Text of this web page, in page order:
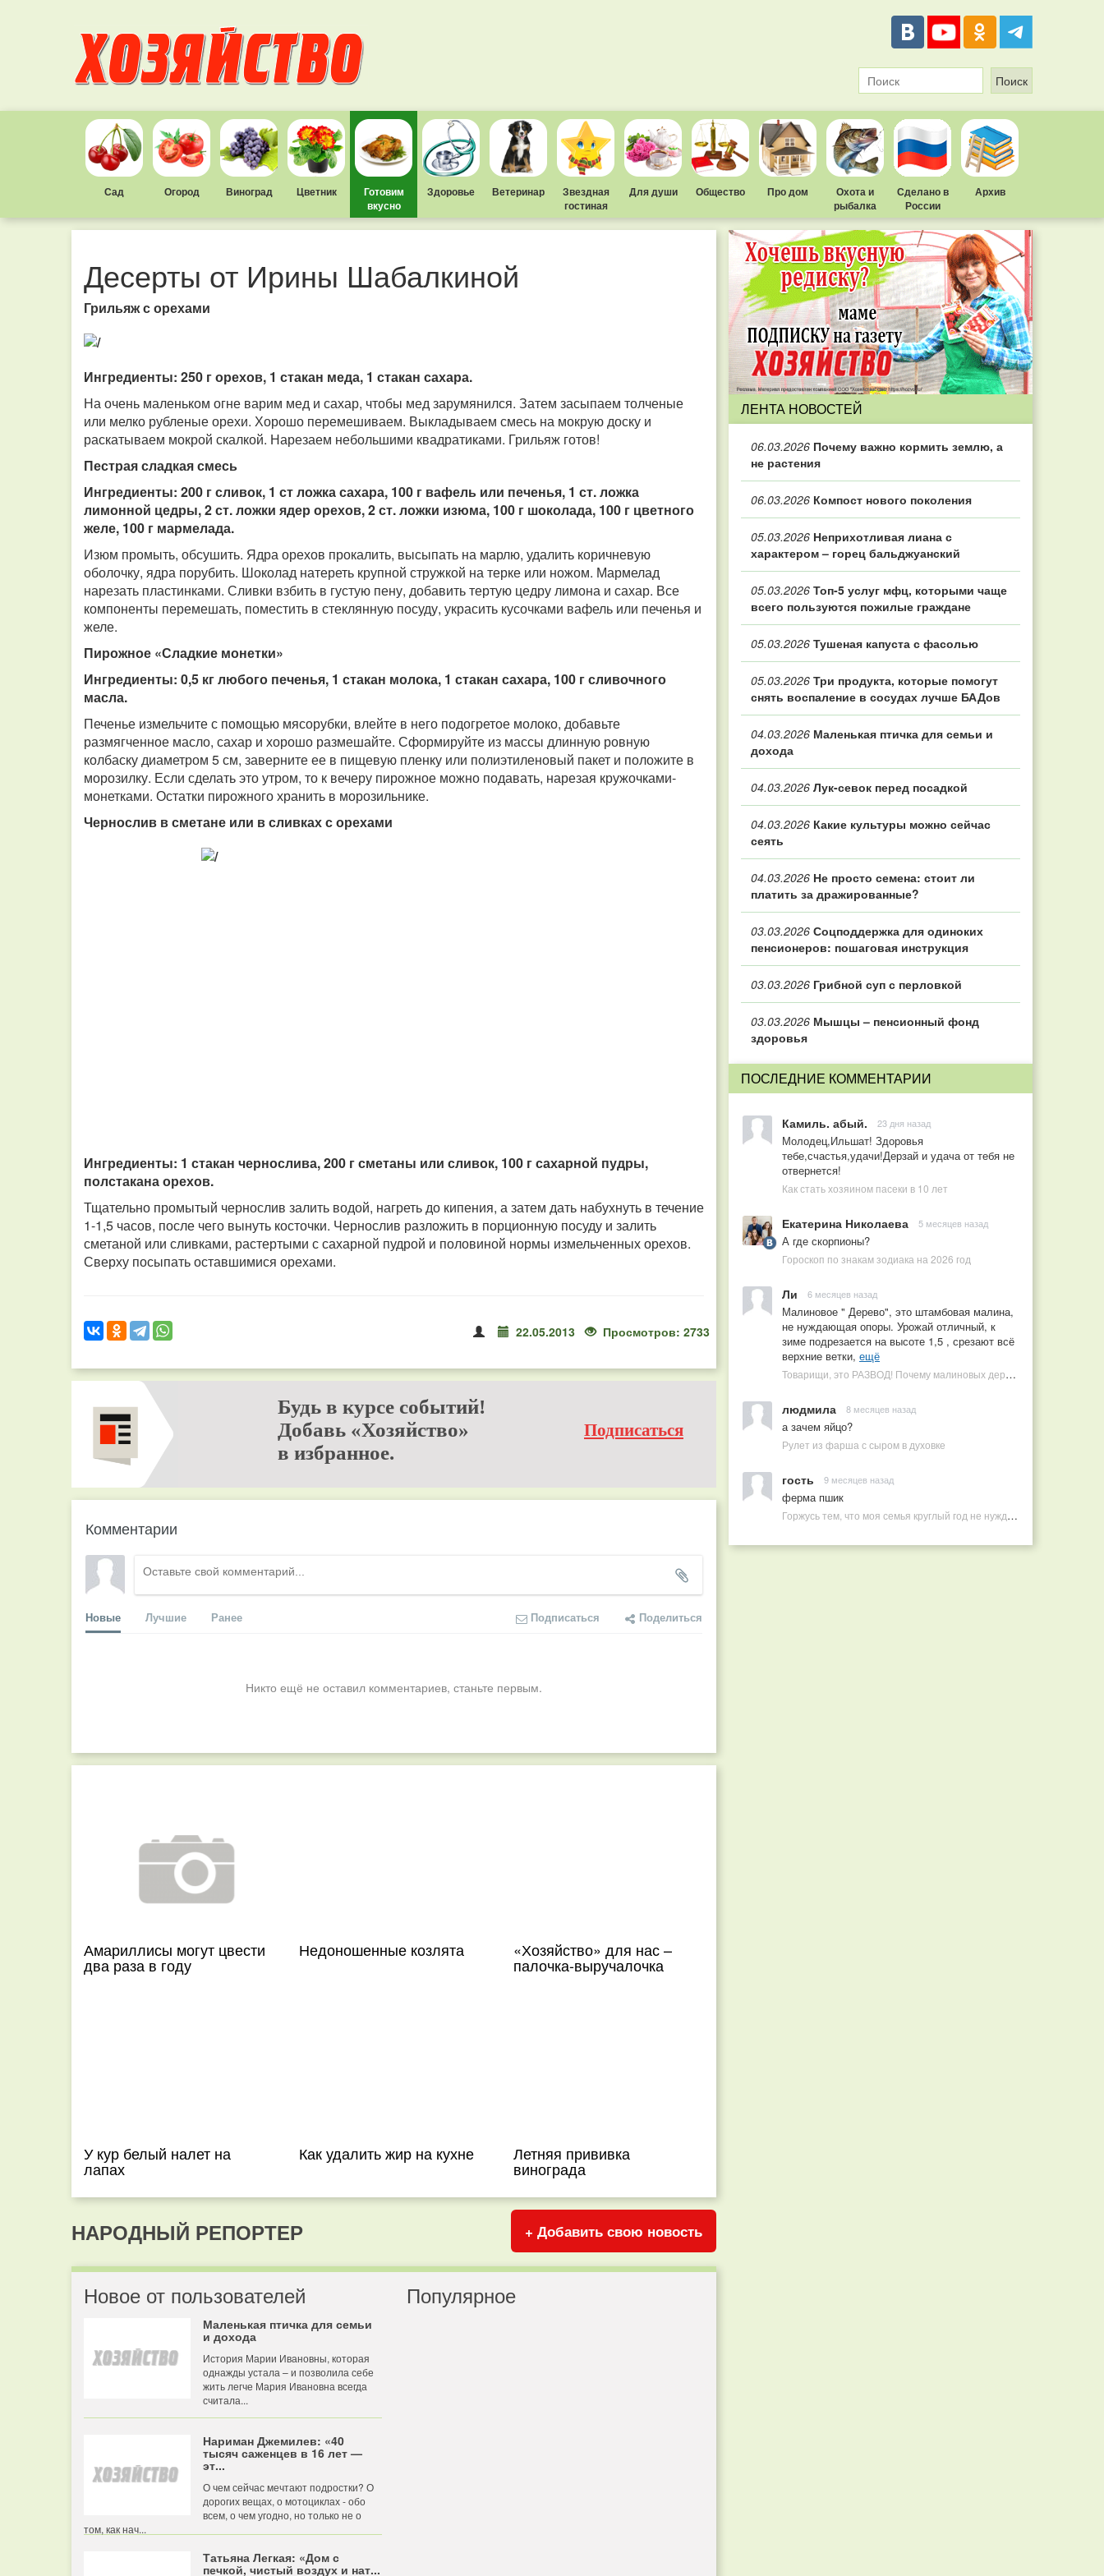
Сад Огород Виноград Цветник
Готовим
вкусно
Здоровье Ветеринар
Звездная
гостиная
Для души Общество Про дом
Охота и
рыбалка
Сделано в
России
Архив
Десерты от Ирины Шабалкиной
Грильяж с орехами
Ингредиенты: 250 г орехов, 1 стакан меда, 1 стакан сахара.
На очень маленьком огне варим мед и сахар, чтобы мед зарумянился. Затем засыпаем толченые
или мелко рубленые орехи. Хорошо перемешиваем. Выкладываем смесь на мокрую доску и
раскатываем мокрой скалкой. Нарезаем небольшими квадратиками. Грильяж готов!
Пестрая сладкая смесь
Ингредиенты: 200 г сливок, 1 ст ложка сахара, 100 г вафель или печенья, 1 ст. ложка
лимонной цедры, 2 ст. ложки ядер орехов, 2 ст. ложки изюма, 100 г шоколада, 100 г цветного
желе, 100 г мармелада.
Изюм промыть, обсушить. Ядра орехов прокалить, высыпать на марлю, удалить коричневую
оболочку, ядра порубить. Шоколад натереть крупной стружкой на терке или ножом. Мармелад
нарезать пластинками. Сливки взбить в густую пену, добавить тертую цедру лимона и сахар. Все
компоненты перемешать, поместить в стеклянную посуду, украсить кусочками вафель или печенья и
желе.
Пирожное «Сладкие монетки»
Ингредиенты: 0,5 кг любого печенья, 1 стакан молока, 1 стакан сахара, 100 г сливочного
масла.
Печенье измельчите с помощью мясорубки, влейте в него подогретое молоко, добавьте
размягченное масло, сахар и хорошо размешайте. Сформируйте из массы длинную ровную
колбаску диаметром 5 см, заверните ее в пищевую пленку или полиэтиленовый пакет и положите в
морозилку. Если сделать это утром, то к вечеру пирожное можно подавать, нарезая кружочками-
монетками. Остатки пирожного хранить в морозильнике.
Чернослив в сметане или в сливках с орехами
Ингредиенты: 1 стакан чернослива, 200 г сметаны или сливок, 100 г сахарной пудры,
полстакана орехов.
Тщательно промытый чернослив залить водой, нагреть до кипения, а затем дать набухнуть в течение
1-1,5 часов, после чего вынуть косточки. Чернослив разложить в порционную посуду и залить
сметаной или сливками, растертыми с сахарной пудрой и половиной нормы измельченных орехов.
Сверху посыпать оставшимися орехами.
22.05.2013 Просмотров: 2733
Будь в курсе событий!
Добавь «Хозяйство»
в избранное.
Подписаться
Комментарии
Новые Лучшие Ранее Подписаться Поделиться
Никто ещё не оставил комментариев, станьте первым.
Амариллисы могут цвести
два раза в году
Недоношенные козлята «Хозяйство» для нас –
палочка-выручалочка
У кур белый налет на
лапах
Как удалить жир на кухне Летняя прививка
винограда
НАРОДНЫЙ РЕПОРТЕР + Добавить свою новость
Новое от пользователей
Маленькая птичка для семьи
и дохода
История Марии Ивановны, которая
однажды устала – и позволила себе
жить легче Мария Ивановна всегда
считала...
Нариман Джемилев: «40
тысяч саженцев в 16 лет —
эт...
О чем сейчас мечтают подростки? О
дорогих вещах, о мотоциклах - обо
всем, о чем угодно, но только не о
том, как нач...
Татьяна Легкая: «Дом с
печкой, чистый воздух и нат...
Популярное
ЛЕНТА НОВОСТЕЙ
06.03.2026 Почему важно кормить землю, а
не растения
06.03.2026 Компост нового поколения
05.03.2026 Неприхотливая лиана с
характером – горец бальджуанский
05.03.2026 Топ‑5 услуг мфц, которыми чаще
всего пользуются пожилые граждане
05.03.2026 Тушеная капуста с фасолью
05.03.2026 Три продукта, которые помогут
снять воспаление в сосудах лучше БАДов
04.03.2026 Маленькая птичка для семьи и
дохода
04.03.2026 Лук-севок перед посадкой
04.03.2026 Какие культуры можно сейчас
сеять
04.03.2026 Не просто семена: стоит ли
платить за дражированные?
03.03.2026 Соцподдержка для одиноких
пенсионеров: пошаговая инструкция
03.03.2026 Грибной суп с перловкой
03.03.2026 Мышцы – пенсионный фонд
здоровья
ПОСЛЕДНИЕ КОММЕНТАРИИ
Камиль. абый. 23 дня назад
Молодец,Ильшат! Здоровья
тебе,счастья,удачи!Дерзай и удача от тебя не
отвернется!
Как стать хозяином пасеки в 10 лет
Екатерина Николаева 5 месяцев назад
А где скорпионы?
Гороскоп по знакам зодиака на 2026 год
Ли 6 месяцев назад
Малиновое " Дерево", это штамбовая малина,
не нуждающая опоры. Урожай отличный, к
зиме подрезается на высоте 1,5 , срезают всё
верхние ветки, ещё
Товарищи, это РАЗВОД! Почему малиновых деревьев не бывает, или Как ушлые продавцы наживаются на мечтах садоводов
людмила 8 месяцев назад
а зачем яйцо?
Рулет из фарша с сыром в духовке
гость 9 месяцев назад
ферма пшик
Горжусь тем, что моя семья круглый год не нуждается в покупных витаминах